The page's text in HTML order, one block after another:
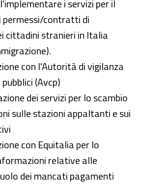
i servizi per il
contratti di
cittadini stranieri in Italia
con l'Autorità di vigilanza
(Avcp)
dei servizi per lo scambio
sulle stazioni appaltanti e sui
con Equitalia per lo
relative alle
dei mancati pagamenti